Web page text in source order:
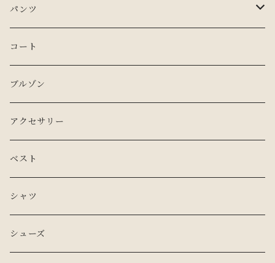
テーラードジャケット
ワークジャケット
サファリジャケット
パンツ
スラックス
デニム
5ポケット
コート
ブルゾン
アクセサリー
ベスト
シャツ
シューズ